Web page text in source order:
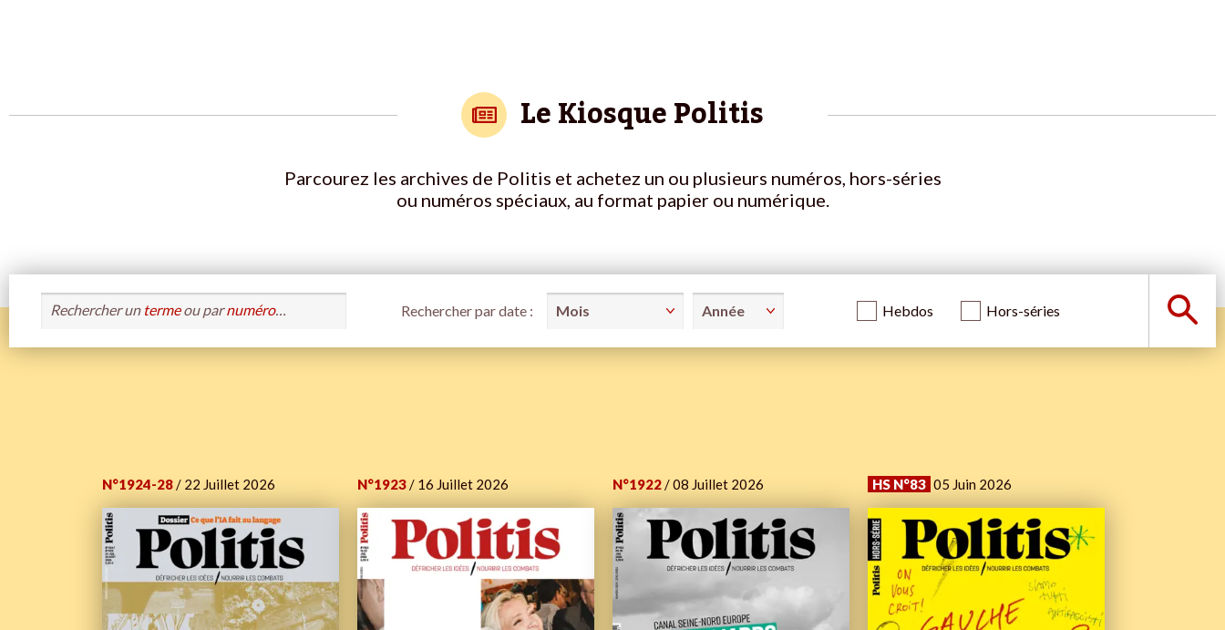
Le Kiosque Politis
Parcourez les archives de Politis et achetez un ou plusieurs numéros, hors-séries
ou numéros spéciaux, au format papier ou numérique.
Rechercher un termeou parnuméro… Rechercher par date : Hebdos Hors-séries
N°1924-28/ 22 Juillet 2026 N°1923/ 16 Juillet 2026 N°1922/ 08 Juillet 2026 HS N°83 05 Juin 2026